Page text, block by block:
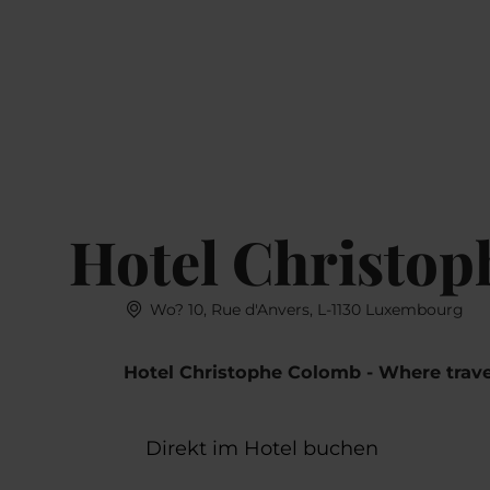
Hotel
Wo? 10, Rue d'Anvers, L-1130 Luxembourg
Hotel Christophe Colomb - Where
Direkt im Hotel buchen